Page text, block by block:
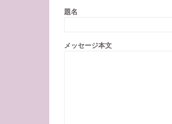
題名
メッセージ本文